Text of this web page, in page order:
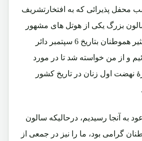
محفل پذیرائی که به افتخارتشریف
بزرگ یکی از هوتل های مشهور
آنجا با حضور تعداد کثیر هموطنان بتاریخ 6 سپتمبر دائر
و از من خواسته شد تا در مورد
نهضت اول زنان در تاریخ کشور
به آنجا رسیدیم، درحالیکه سالون
گرامی بود، ما را نیز در جمعی از